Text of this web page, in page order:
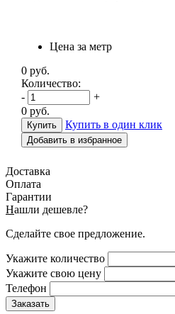
Цена за метр
0 руб.
Количество:
-
+
0 руб.
Купить в один клик
Добавить в избранное
Доставка
Оплата
Гарантии
Нашли дешевле?
Сделайте свое предложение.
Укажите количество
Укажите свою цену
Телефон